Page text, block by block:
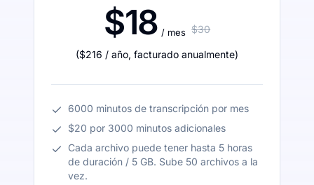
$18 / mes $30
($216 / año, facturado anualmente)
6000 minutos de transcripción por mes
$20 por 3000 minutos adicionales
Cada archivo puede tener hasta 5 horas
de duración / 5 GB. Sube 50 archivos a la
vez.